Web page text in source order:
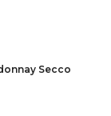
Secco